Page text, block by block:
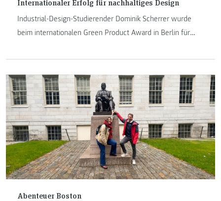
Internationaler Erfolg für nachhaltiges Design
Industrial-Design-Studierender Dominik Scherrer wurde
beim internationalen Green Product Award in Berlin für
Abenteuer Boston